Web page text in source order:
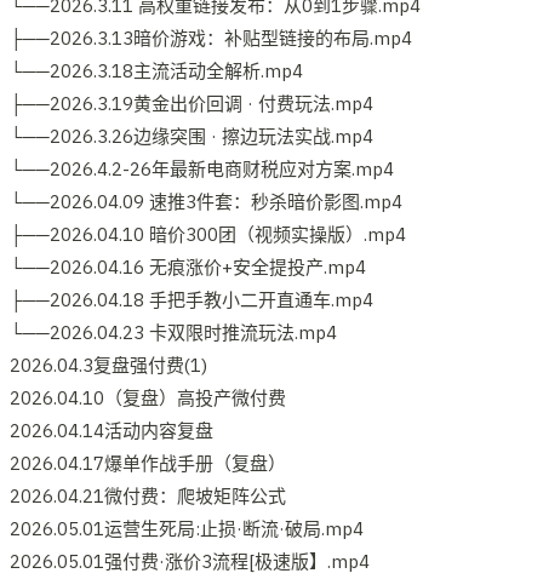
└──2026.3.11 高权重链接发布：从0到1步骤.mp4
├──2026.3.13暗价游戏：补贴型链接的布局.mp4
└──2026.3.18主流活动全解析.mp4
├──2026.3.19黄金出价回调 · 付费玩法.mp4
└──2026.3.26边缘突围 · 擦边玩法实战.mp4
└──2026.4.2-26年最新电商财税应对方案.mp4
└──2026.04.09 速推3件套：秒杀暗价影图.mp4
├──2026.04.10 暗价300团（视频实操版）.mp4
└──2026.04.16 无痕涨价+安全提投产.mp4
├──2026.04.18 手把手教小二开直通车.mp4
└──2026.04.23 卡双限时推流玩法.mp4
2026.04.3复盘强付费(1)
2026.04.10（复盘）高投产微付费
2026.04.14活动内容复盘
2026.04.17爆单作战手册（复盘）
2026.04.21微付费：爬坡矩阵公式
2026.05.01运营生死局:止损·断流·破局.mp4
2026.05.01强付费·涨价3流程[极速版】.mp4